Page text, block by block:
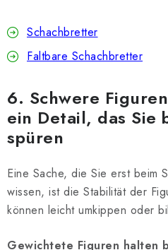
Schachbretter
Faltbare Schachbretter
6. Schwere
ein Detail, das Sie
spüren
Eine Sache, die Sie erst beim
wissen, ist die Stabilität der
können leicht umkippen oder
Gewichtete Figuren halten